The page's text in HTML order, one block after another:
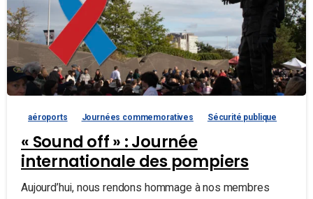
aéroports Journées commemoratives Sécurité publique
« Sound off » : Journée
internationale des pompiers
Aujourd’hui, nous rendons hommage à nos membres